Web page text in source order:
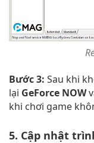
Bước 3: Sau khi
lại GeForce NOW
khi chơi game
5. Cập nhật